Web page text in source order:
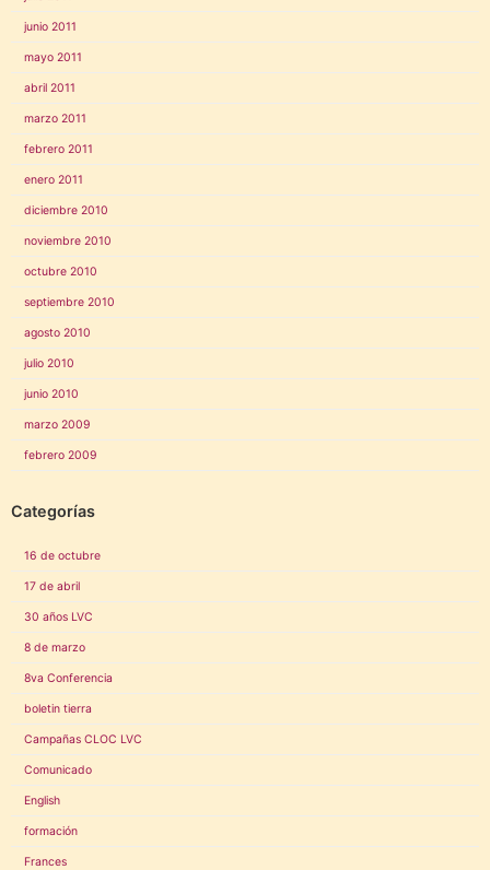
junio 2011
mayo 2011
abril 2011
marzo 2011
febrero 2011
enero 2011
diciembre 2010
noviembre 2010
octubre 2010
septiembre 2010
agosto 2010
julio 2010
junio 2010
marzo 2009
febrero 2009
Categorías
16 de octubre
17 de abril
30 años LVC
8 de marzo
8va Conferencia
boletin tierra
Campañas CLOC LVC
Comunicado
English
formación
Frances